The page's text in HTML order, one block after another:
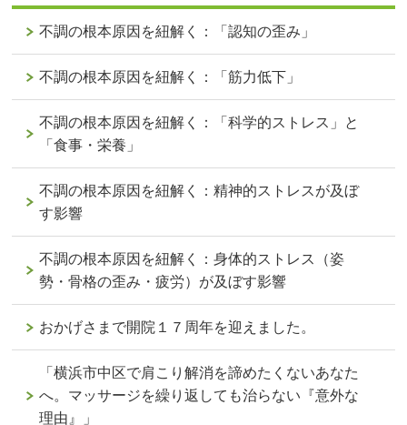
不調の根本原因を紐解く：「認知の歪み」
不調の根本原因を紐解く：「筋力低下」
不調の根本原因を紐解く：「科学的ストレス」と
「食事・栄養」
不調の根本原因を紐解く：精神的ストレスが及ぼ
す影響
不調の根本原因を紐解く：身体的ストレス（姿
勢・骨格の歪み・疲労）が及ぼす影響
おかげさまで開院１７周年を迎えました。
「横浜市中区で肩こり解消を諦めたくないあなた
へ。マッサージを繰り返しても治らない『意外な
理由』」